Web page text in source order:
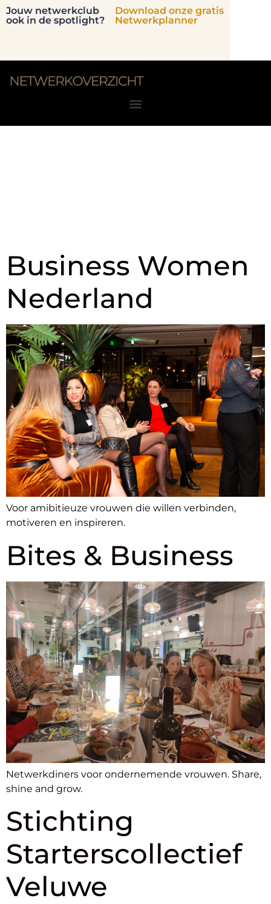
Jouw netwerkclub
ook in de spotlight?
Download onze gratis
Netwerkplanner
Business Women
Nederland
Voor amibitieuze vrouwen die willen verbinden,
motiveren en inspireren.
Bites & Business
Netwerkdiners voor ondernemende vrouwen. Share,
shine and grow.
Stichting
Starterscollectief
Veluwe